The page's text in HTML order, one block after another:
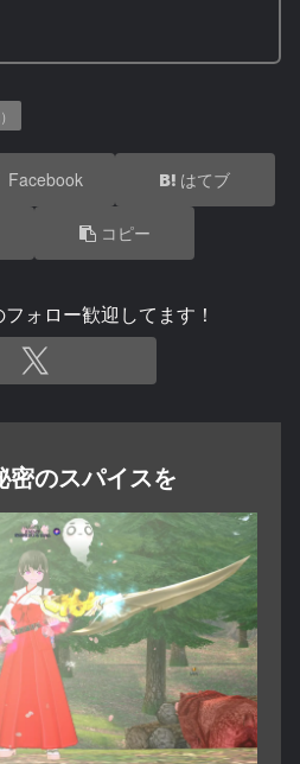
Facebook はてブ
コピー
ォロー歓迎してます！
密のスパイスを